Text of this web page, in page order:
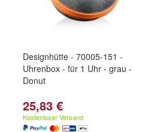
Designhütte - 70005-151 -
Uhrenbox - für 1 Uhr - grau -
Donut
25,83 €
Kostenloser Versand